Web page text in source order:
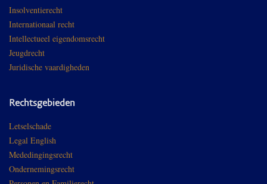
Insolventierecht
Internationaal recht
Intellectueel eigendomsrecht
Jeugdrecht
Juridische vaardigheden
Rechtsgebieden
Letselschade
Legal English
Mededingingsrecht
Ondernemingsrecht